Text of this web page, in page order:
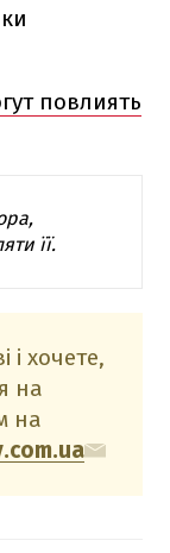
повлиять
її.
і хочете,
на
на